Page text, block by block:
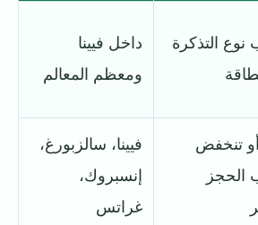
التذكرة
داخل فيينا
ومعظم المعالم
تنخفض
فيينا، سالزبورغ،
إنسبروك،
غراتس